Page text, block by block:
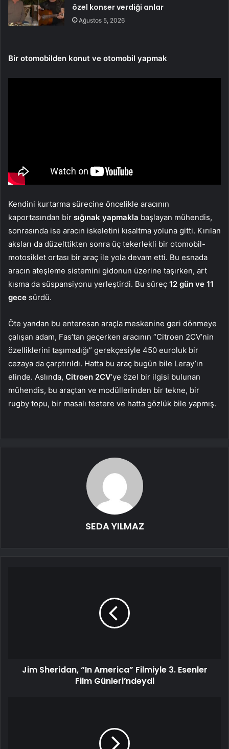
özel konser verdiği anlar
Ağustos 5, 2026
Bir otomobilden konut ve otomobil yapmak
Kendini kurtarma sürecine öncelikle aracının
kaportasından bir sığınak yapmakla başlayan mühendis,
sonrasında ise aracın iskeletini kısaltma yoluna gitti. Kırılan
aksları da düzelttikten sonra üç tekerlekli bir otomobil-
motosiklet ortası bir araç ile yola devam etti. Bu esnada
aracın ateşleme sistemini gidonun üzerine taşırken, art
kısma da süspansiyonu yerleştirdi. Bu süreç 12 gün ve 11
gece sürdü.
Öte yandan bu enteresan araçla meskenine geri dönmeye
çalışan adam, Fas’tan geçerken aracının “Citroen 2CV’nin
özelliklerini taşımadığı” gerekçesiyle 450 euroluk bir
cezaya da çarptırıldı. Hatta bu araç bugün bile Leray’ın
elinde. Aslında, Citroen 2CV’ye özel bir ilgisi bulunan
mühendis, bu araçtan ve modüllerinden bir tekne, bir
rugby topu, bir masalı testere ve hatta gözlük bile yapmış.
SEDA YILMAZ
Jim Sheridan, “In America” Filmiyle 3. Esenler
Film Günleri’ndeydi